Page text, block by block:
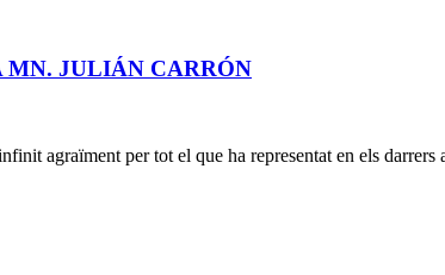
JULIÁN CARRÓN
agraïment per tot el que ha representat en els darrers